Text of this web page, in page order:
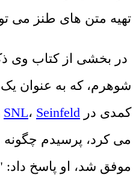
تهیه متن های طنز می
در بخشی از کتاب وی
شوهرم، که به عنوان
کمدی در
SNL، Seinfeld
می کرد، پرسیدم
موفق شد، او پاسخ